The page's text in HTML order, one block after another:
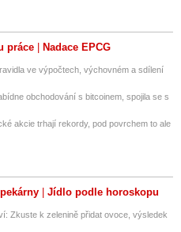
práce Nadace EPCG
ve výpočtech, výchovném a sdílení
obchodování s bitcoinem, spojila se s
akcie trhají rekordy, pod povrchem to ale
Jídlo podle horoskopu
Zkuste k zelenině přidat ovoce, výsledek